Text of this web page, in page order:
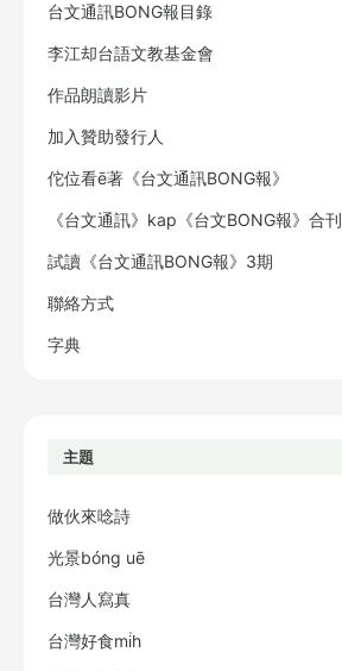
台文通訊BONG報目錄
李江却台語文教基金會
作品朗讀影片
加入贊助發行人
佗位看ē著《台文通訊BONG報》
《台文通訊》kap《台文BONG報》合刊
試讀《台文通訊BONG報》3期
聯絡方式
字典
主題
做伙來唸詩
光景bóng uē
台灣人寫真
台灣好食mi̍h